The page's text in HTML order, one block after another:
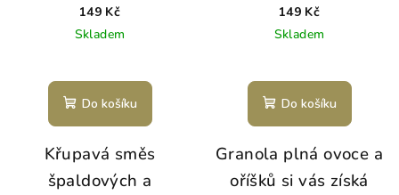
149 Kč
Skladem
Do košíku
Křupavá směs
špaldových a
149 Kč
Skladem
Do košíku
Granola plná ovoce a
oříšků si vás získá